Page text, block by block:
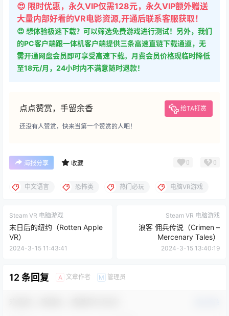
😍 限时优惠，永久VIP仅需128元，永久VIP额外赠送
大量内部好看的VR电影资源,开通后联系客服获取！
😍 想体验极速下载？可以筛选免费游戏进行测试！另外，我们
的PC客户端跟一体机客户端提供三条高速直链下载通道，无
需开通网盘会员即可享受高速下载。月费会员价格现临时降低
至18元/月，24小时内不满意随时退款！
点点赞赏，手留余香 给TA打赏
还没有人赞赏，快来当第一个赞赏的人吧！
海报分享 收藏 0 0
中文语言 恐怖类 热门必玩 电脑VR游戏
Steam VR 电脑游戏
末日后的纽约（Rotten Apple
VR）
2024-3-15 11:43:41
Steam VR 电脑游戏
浪客 佣兵传说（Crimen –
Mercenary Tales）
2024-3-15 13:40:19
12 条回复 A 文章作者 M 管理员